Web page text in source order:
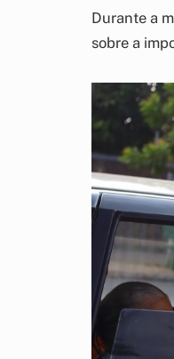
Durante a
sobre a